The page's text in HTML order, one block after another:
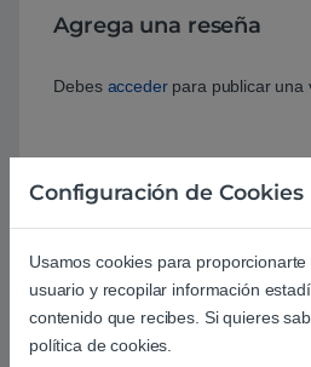
Agrega una reseña
Debes accederpara publicar una
Estas son opiniones 100%
directamente con el producto o
respeten nuestros
Configuración de Cookies
Usamos cookies para
usuario y recopilar información
contenido que recibes. Si quieres
política de cookies.